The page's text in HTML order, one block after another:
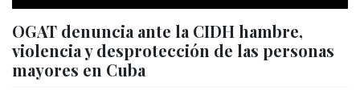
OGAT denuncia ante la CIDH hambre,
violencia y desprotección de las personas
mayores en Cuba